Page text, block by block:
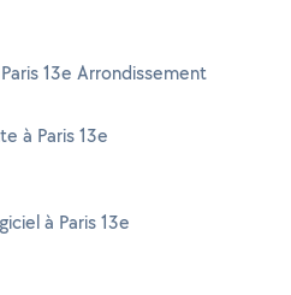
13e Arrondissement
à Paris 13e
à Paris 13e